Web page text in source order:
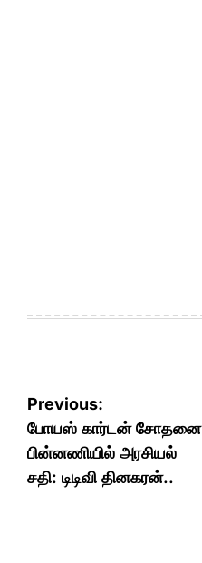
Post
navigation
Previous:
போயஸ் கார்டன் சோதனை
பின்னணியில் அரசியல்
சதி: டிடிவி தினகரன்..